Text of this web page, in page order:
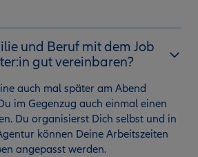
und Beruf mit dem Job
gut vereinbaren?
auch mal später am Abend
im Gegenzug auch einmal einen
Du organisierst Dich selbst und in
können Deine Arbeitszeiten
angepasst werden.